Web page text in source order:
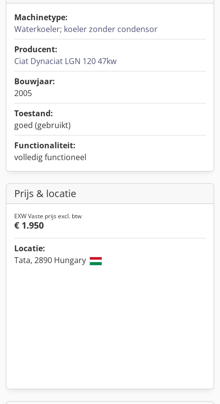
Machinetype:
Waterkoeler; koeler zonder condensor
Producent:
Ciat Dynaciat LGN 120 47kw
Bouwjaar:
2005
Toestand:
goed (gebruikt)
Functionaliteit:
volledig functioneel
Prijs & locatie
EXW Vaste prijs excl. btw
€ 1.950
Locatie:
Tata, 2890 Hungary